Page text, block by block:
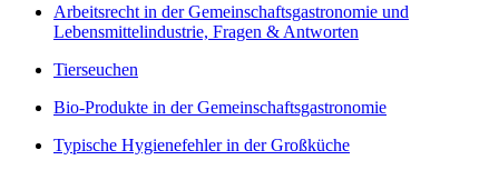
Arbeitsrecht in der Gemeinschaftsgastronomie und
Lebensmittelindustrie, Fragen & Antworten
Tierseuchen
Bio-Produkte in der Gemeinschaftsgastronomie
Typische Hygienefehler in der Großküche